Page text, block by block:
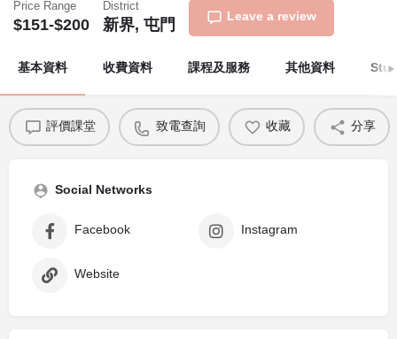
Price Range
$151-$200
District
新界, 屯門 Leave a review
基本資料 收費資料 課程及服務 其他資料
評價課堂 致電查詢 收藏 分享
Social Networks
Facebook Instagram
Website